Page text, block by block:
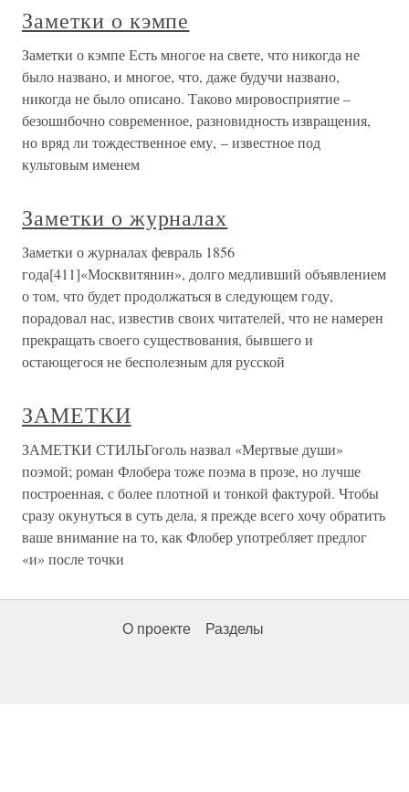
Заметки о кэмпе
Заметки о кэмпе Есть многое на свете, что никогда не
было названо, и многое, что, даже будучи названо,
никогда не было описано. Таково мировосприятие –
безошибочно современное, разновидность извращения,
но вряд ли тождественное ему, – известное под
культовым именем
Заметки о журналах
Заметки о журналах февраль 1856
года[411]«Москвитянин», долго медливший объявлением
о том, что будет продолжаться в следующем году,
порадовал нас, известив своих читателей, что не намерен
прекращать своего существования, бывшего и
остающегося не бесполезным для русской
ЗАМЕТКИ
ЗАМЕТКИ СТИЛЬГоголь назвал «Мертвые души»
поэмой; роман Флобера тоже поэма в прозе, но лучше
построенная, с более плотной и тонкой фактурой. Чтобы
сразу окунуться в суть дела, я прежде всего хочу обратить
ваше внимание на то, как Флобер употребляет предлог
«и» после точки
О проекте Разделы